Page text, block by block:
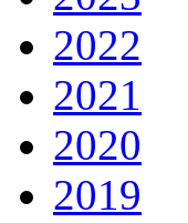
2022
2021
2020
2019